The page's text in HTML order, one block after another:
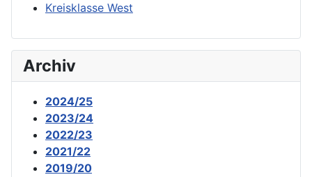
Kreisklasse West
Archiv
2024/25
2023/24
2022/23
2021/22
2019/20